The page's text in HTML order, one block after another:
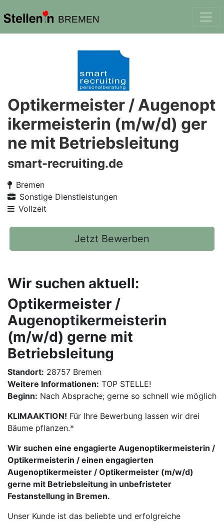
BREMEN
Optikermeister / Augenopt
ikermeisterin (m/w/d) ger
ne mit Betriebsleitung
smart-recruiting.de
Bremen
Sonstige Dienstleistungen
Vollzeit
Jetzt Bewerben
Wir suchen aktuell:
Optikermeister /
Augenoptikermeisterin
(m/w/d) gerne mit
Betriebsleitung
Standort: 28757 Bremen
Weitere Informationen: TOP STELLE!
Beginn: Nach Absprache; gerne so schnell wie möglich
KLIMAAKTION! Für Ihre Bewerbung lassen wir drei
Bäume pflanzen.*
Wir suchen eine engagierte Augenoptikermeisterin /
Optikermeisterin / einen engagierten
Augenoptikermeister / Optikermeister (m/w/d)
gerne mit Betriebsleitung in unbefristeter
Festanstellung in Bremen.
Unser Kunde ist das beliebte und erfolgreiche